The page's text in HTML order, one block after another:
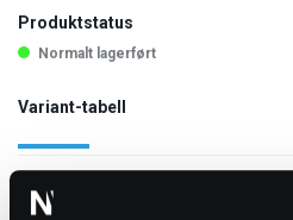
Produktstatus
Normalt lagerført
Variant-tabell
NRF nr.